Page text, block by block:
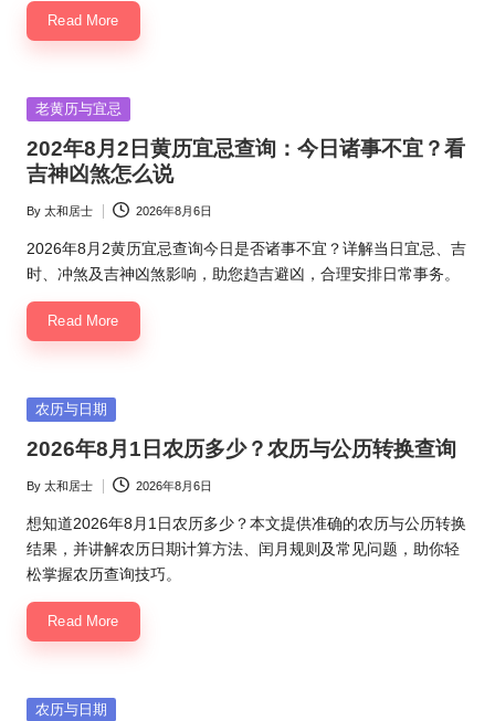
Read More
Posted
老黄历与宜忌
202年8月2日黄历宜忌查询：今日诸事不宜？看
吉神凶煞怎么说
Posted
by
By 太和居士 2026年8月6日
2026年8月2黄历宜忌查询今日是否诸事不宜？详解当日宜忌、吉
时、冲煞及吉神凶煞影响，助您趋吉避凶，合理安排日常事务。
Read More
Posted
农历与日期
2026年8月1日农历多少？农历与公历转换查询
Posted
by
By 太和居士 2026年8月6日
想知道2026年8月1日农历多少？本文提供准确的农历与公历转换
结果，并讲解农历日期计算方法、闰月规则及常见问题，助你轻
松掌握农历查询技巧。
Read More
Posted
农历与日期